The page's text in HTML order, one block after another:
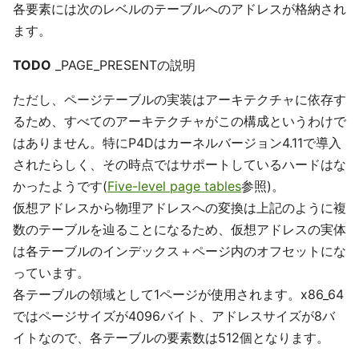
各要素には次のレベルのテーブルへのアドレスが格納され
ます。
TODO _PAGE_PRESENTの説明
ただし、ページテーブルの実装はアーキテクチャに依存す
るため、すべてのアーキテクチャがこの構成というわけで
はありません。特にP4Dはカーネルバージョン4.11で導入
されたらしく、その時点ではサポートしているハードはな
かったようです(Five-level page tables参照)。
仮想アドレスから物理アドレスへの変換は上記のように複
数のテーブルを辿ることになるため、仮想アドレスの実体
は各テーブルのインデックス＋ページ内のオフセットにな
っています。
各テーブルの領域として1ページが使用されます。x86_64
ではページサイズが4096バイト、アドレスサイズが8バ
イトなので、各テーブルの要素数は512個となります。